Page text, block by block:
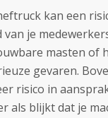
kan een
je
masten of
gevaren.
risico in
als blijkt dat je